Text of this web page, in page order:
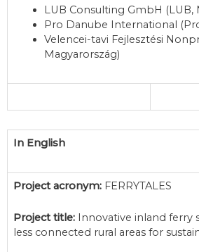
LUB Consulting GmbH (LUB,
Pro Danube International
Velencei-tavi Fejlesztési
Magyarország)
In English
Project acronym: FERRYTALES
Project title: Innovative inland ferry
less connected rural areas for